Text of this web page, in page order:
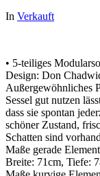
In Verkauft
• 5-teiliges
Design: Don
Außergewöhnliches
Sessel gut nutzen
dass sie spontan
schöner Zustand,
Schatten sind
Maße gerade
Breite: 71cm, Tiefe: